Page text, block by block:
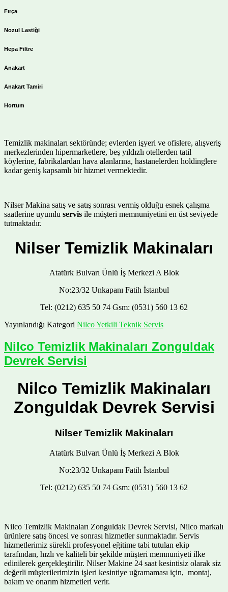
Fırça
Nozul Lastiği
Hepa Filtre
Anakart
Anakart Tamiri
Hortum
Temizlik makinaları sektöründe; evlerden işyeri ve ofislere, alışveriş
merkezlerinden hipermarketlere, beş yıldızlı otellerden tatil
köylerine, fabrikalardan hava alanlarına, hastanelerden holdinglere
kadar geniş kapsamlı bir hizmet vermektedir.
Nilser Makina satış ve satış sonrası vermiş olduğu esnek çalışma
saatlerine uyumlu servis ile müşteri memnuniyetini en üst seviyede
tutmaktadır.
Nilser Temizlik Makinaları
Atatürk Bulvarı Ünlü İş Merkezi A Blok
No:23/32 Unkapanı Fatih İstanbul
Tel: (0212) 635 50 74 Gsm: (0531) 560 13 62
Yayınlandığı Kategori Nilco Yetkili Teknik Servis
Nilco Temizlik Makinaları Zonguldak
Devrek Servisi
Nilco Temizlik Makinaları
Zonguldak Devrek Servisi
Nilser Temizlik Makinaları
Atatürk Bulvarı Ünlü İş Merkezi A Blok
No:23/32 Unkapanı Fatih İstanbul
Tel: (0212) 635 50 74 Gsm: (0531) 560 13 62
Nilco Temizlik Makinaları Zonguldak Devrek Servisi, Nilco markalı
ürünlere satış öncesi ve sonrası hizmetler sunmaktadır. Servis
hizmetlerimiz sürekli profesyonel eğitime tabi tutulan ekip
tarafından, hızlı ve kaliteli bir şekilde müşteri memnuniyeti ilke
edinilerek gerçekleştirilir. Nilser Makine 24 saat kesintisiz olarak siz
değerli müşterilerimizin işleri kesintiye uğramaması için, montaj,
bakım ve onarım hizmetleri verir.